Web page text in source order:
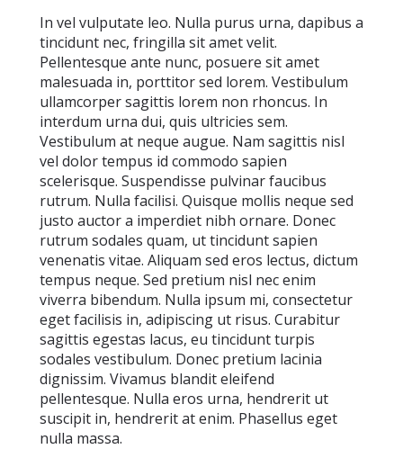
In vel vulputate leo. Nulla purus urna, dapibus a
tincidunt nec, fringilla sit amet velit.
Pellentesque ante nunc, posuere sit amet
malesuada in, porttitor sed lorem. Vestibulum
ullamcorper sagittis lorem non rhoncus. In
interdum urna dui, quis ultricies sem.
Vestibulum at neque augue. Nam sagittis nisl
vel dolor tempus id commodo sapien
scelerisque. Suspendisse pulvinar faucibus
rutrum. Nulla facilisi. Quisque mollis neque sed
justo auctor a imperdiet nibh ornare. Donec
rutrum sodales quam, ut tincidunt sapien
venenatis vitae. Aliquam sed eros lectus, dictum
tempus neque. Sed pretium nisl nec enim
viverra bibendum. Nulla ipsum mi, consectetur
eget facilisis in, adipiscing ut risus. Curabitur
sagittis egestas lacus, eu tincidunt turpis
sodales vestibulum. Donec pretium lacinia
dignissim. Vivamus blandit eleifend
pellentesque. Nulla eros urna, hendrerit ut
suscipit in, hendrerit at enim. Phasellus eget
nulla massa.